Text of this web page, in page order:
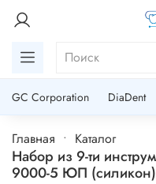
GC Corporation DiaDent
Главная Каталог
Набор из 9-ти
9000-5 ЮП (силикон)